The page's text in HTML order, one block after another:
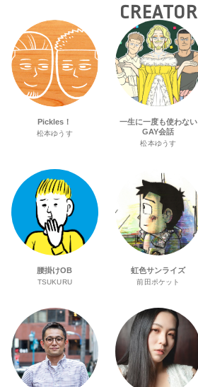
CREATOR
Pickles！
松本ゆうす
一生に一度も使わない
GAY会話
松本ゆうす
腰掛けOB
TSUKURU
虹色サンライズ
前田ポケット